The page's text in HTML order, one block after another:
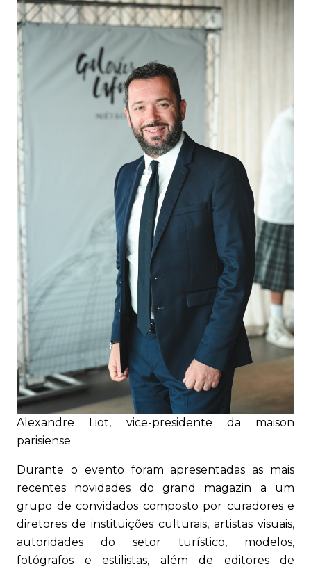
Alexandre Liot, vice-presidente da maison
parisiense
Durante o evento foram apresentadas as mais
recentes novidades do grand magazin a um
grupo de convidados composto por curadores e
diretores de instituições culturais, artistas visuais,
autoridades do setor turístico, modelos,
fotógrafos e estilistas, além de editores de